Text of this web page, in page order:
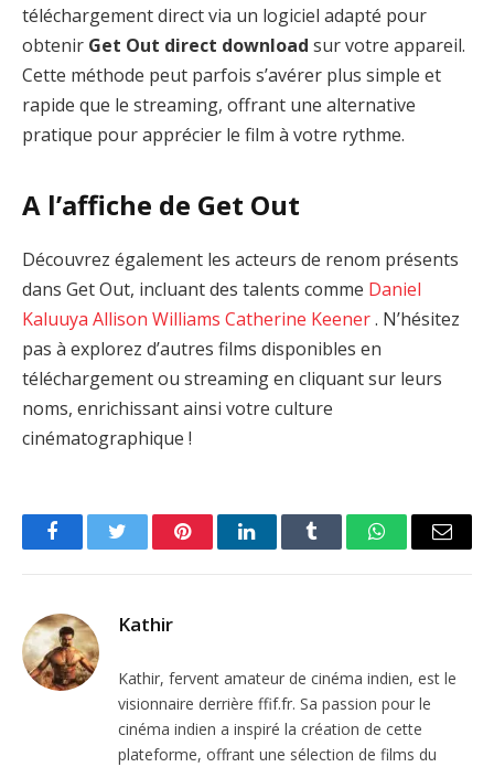
téléchargement direct via un logiciel adapté pour
obtenir Get Out direct download sur votre appareil.
Cette méthode peut parfois s’avérer plus simple et
rapide que le streaming, offrant une alternative
pratique pour apprécier le film à votre rythme.
A l’affiche de Get Out
Découvrez également les acteurs de renom présents
dans Get Out, incluant des talents comme Daniel
Kaluuya Allison Williams Catherine Keener. N’hésitez
pas à explorez d’autres films disponibles en
téléchargement ou streaming en cliquant sur leurs
noms, enrichissant ainsi votre culture
cinématographique !
FacebookTwitter PinterestLinkedInTumblr WhatsAppEmail
Kathir
Kathir, fervent amateur de cinéma indien, est le
visionnaire derrière ffif.fr. Sa passion pour le
cinéma indien a inspiré la création de cette
plateforme, offrant une sélection de films du